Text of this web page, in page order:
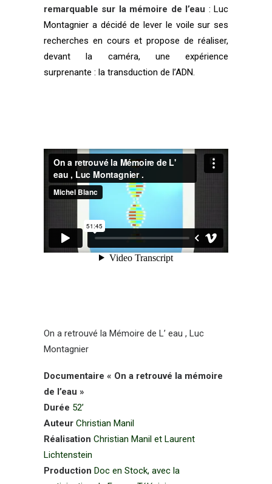
remarquable sur la mémoire de l’eau : Luc
Montagnier a décidé de lever le voile sur ses
recherches en cours et propose de réaliser,
devant la caméra, une expérience
surprenante : la transduction de l’ADN.
On a retrouvé la Mémoire de L’ eau , Luc
Montagnier
Documentaire « On a retrouvé la mémoire
de l’eau »
Durée 52’
Auteur Christian Manil
Réalisation Christian Manil et Laurent
Lichtenstein
Production Doc en Stock, avec la